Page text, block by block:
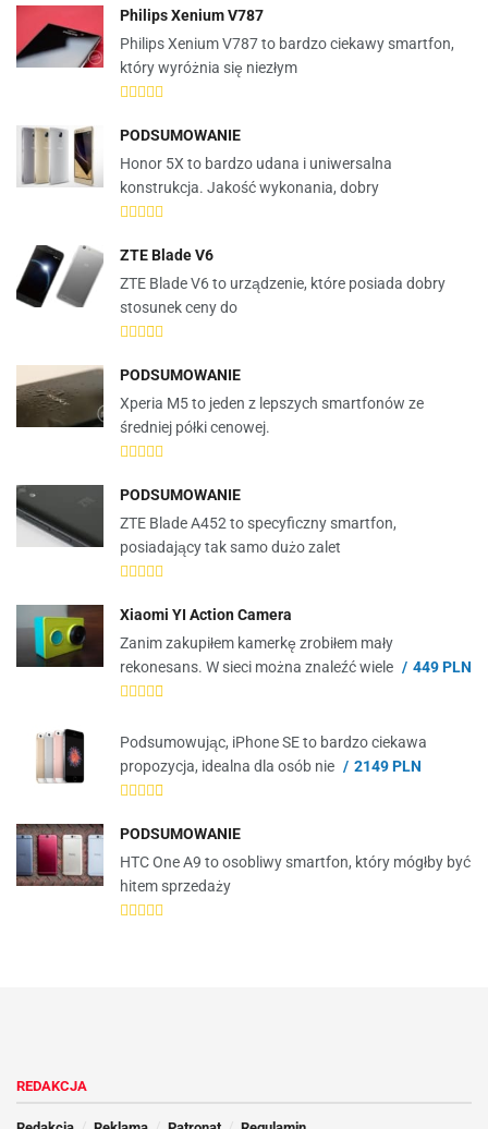
Philips Xenium V787
Philips Xenium V787 to bardzo ciekawy smartfon,
który wyróżnia się niezłym
PODSUMOWANIE
Honor 5X to bardzo udana i uniwersalna
konstrukcja. Jakość wykonania, dobry
ZTE Blade V6
ZTE Blade V6 to urządzenie, które posiada dobry
stosunek ceny do
PODSUMOWANIE
Xperia M5 to jeden z lepszych smartfonów ze
średniej półki cenowej.
PODSUMOWANIE
ZTE Blade A452 to specyficzny smartfon,
posiadający tak samo dużo zalet
Xiaomi YI Action Camera
Zanim zakupiłem kamerkę zrobiłem mały
rekonesans. W sieci można znaleźć wiele
449 PLN
Podsumowując, iPhone SE to bardzo ciekawa
propozycja, idealna dla osób nie
2149 PLN
PODSUMOWANIE
HTC One A9 to osobliwy smartfon, który mógłby być
hitem sprzedaży
REDAKCJA